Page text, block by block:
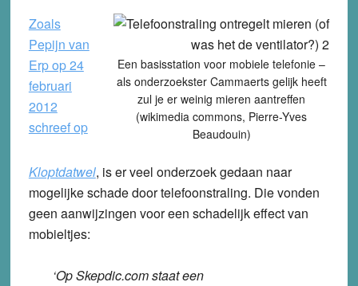
Een basisstation voor mobiele telefonie –
als onderzoekster Cammaerts gelijk heeft
zul je er weinig mieren aantreffen
(wikimedia commons, Pierre-Yves
Beaudouin)
Zoals
Pepijn van
Erp op 24
februari
2012
schreef op
Kloptdatwel, is er veel onderzoek gedaan naar
mogelijke schade door telefoonstraling. Die vonden
geen aanwijzingen voor een schadelijk effect van
mobieltjes:
‘Op Skepdic.com staat een